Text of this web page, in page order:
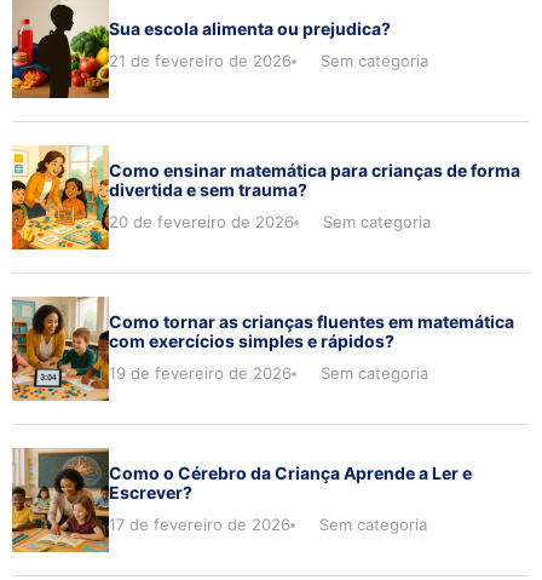
Sua escola alimenta ou prejudica?
21 de fevereiro de 2026 Sem categoria
Como ensinar matemática para crianças de forma
divertida e sem trauma?
20 de fevereiro de 2026 Sem categoria
Como tornar as crianças fluentes em matemática
com exercícios simples e rápidos?
19 de fevereiro de 2026 Sem categoria
Como o Cérebro da Criança Aprende a Ler e
Escrever?
17 de fevereiro de 2026 Sem categoria